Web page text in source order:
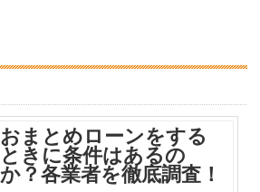
おまとめローンをする
ときに条件はあるの
か？各業者を徹底調査！